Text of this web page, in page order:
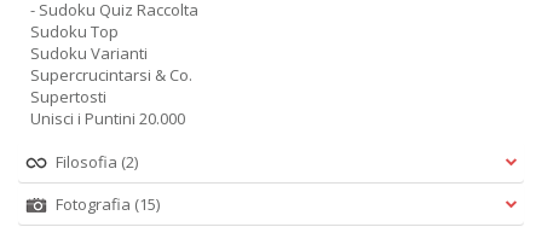
- Sudoku Quiz Raccolta
Sudoku Top
Sudoku Varianti
Supercrucintarsi & Co.
Supertosti
Unisci i Puntini 20.000
Filosofia (2)
Fotografia (15)